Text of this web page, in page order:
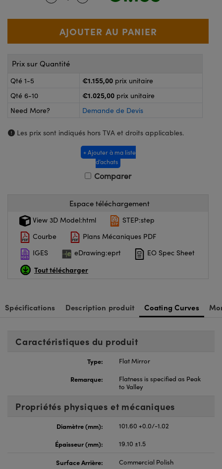
: Microscopie
: Caméras
Optiques Lightpath
Gratings™
Prix sur Quantité
Qté 1-5 €1.155,00 prix unitaire
Qté 6-10
€1.025,00 prix unitaire
Need More?
Demande de Devis
Les prix sont indiqués hors TVA et droits applicables.
+ Ajouter à ma liste
d’achats
Comparer
Espace téléchargement
View 3D Model:html
STEP:step
Courbe
Plans Mécaniques PDF
IGES
eDrawing:eprt EO Spec Sheet
Tout télécharger
Spécifications Description produit Coating Curves
Caractéristiques du produit
Type:
Flat Mirror
Remarque:
Flatness is specified as Peak
to Valley
Propriétés physiques et mécaniques
Diamètre (mm):
101.60 +0.0/-1.02
Épaisseur (mm):
19.10 ±1.5
Surface Arrière:
Commercial Polish